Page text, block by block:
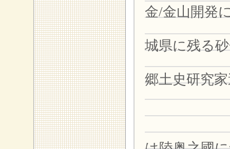
金/金山開発
城県に残る
開発の
郷土史研究
茨城県